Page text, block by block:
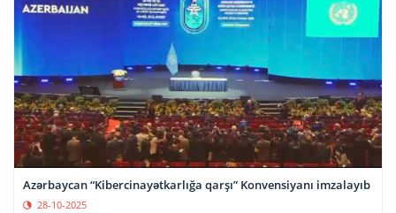
Azərbaycan “Kibercinayətkarlığa qarşı” Konvensiyanı imzalayıb
28-10-2025